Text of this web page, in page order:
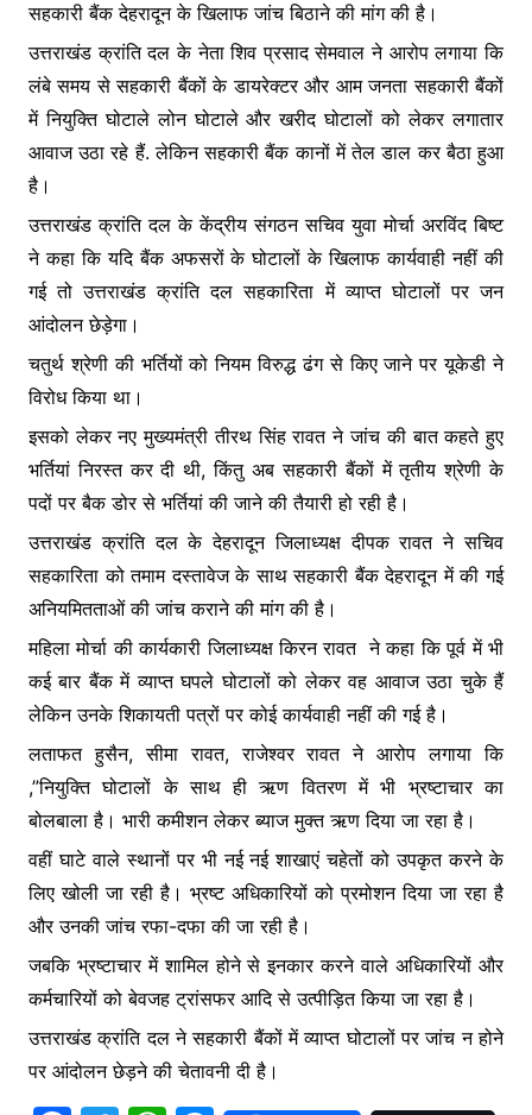
सहकारी बैंक देहरादून के खिलाफ जांच बिठाने की मांग की है।
उत्तराखंड क्रांति दल के नेता शिव प्रसाद सेमवाल ने आरोप लगाया कि
लंबे समय से सहकारी बैंकों के डायरेक्टर और आम जनता सहकारी बैंकों
में नियुक्ति घोटाले लोन घोटाले और खरीद घोटालों को लेकर लगातार
आवाज उठा रहे हैं. लेकिन सहकारी बैंक कानों में तेल डाल कर बैठा हुआ
है।
उत्तराखंड क्रांति दल के केंद्रीय संगठन सचिव युवा मोर्चा अरविंद बिष्ट
ने कहा कि यदि बैंक अफसरों के घोटालों के खिलाफ कार्यवाही नहीं की
गई तो उत्तराखंड क्रांति दल सहकारिता में व्याप्त घोटालों पर जन
आंदोलन छेड़ेगा।
चतुर्थ श्रेणी की भर्तियों को नियम विरुद्ध ढंग से किए जाने पर यूकेडी ने
विरोध किया था।
इसको लेकर नए मुख्यमंत्री तीरथ सिंह रावत ने जांच की बात कहते हुए
भर्तियां निरस्त कर दी थी, किंतु अब सहकारी बैंकों में तृतीय श्रेणी के
पदों पर बैक डोर से भर्तियां की जाने की तैयारी हो रही है।
उत्तराखंड क्रांति दल के देहरादून जिलाध्यक्ष दीपक रावत ने सचिव
सहकारिता को तमाम दस्तावेज के साथ सहकारी बैंक देहरादून में की गई
अनियमितताओं की जांच कराने की मांग की है।
महिला मोर्चा की कार्यकारी जिलाध्यक्ष किरन रावत ने कहा कि पूर्व में भी
कई बार बैंक में व्याप्त घपले घोटालों को लेकर वह आवाज उठा चुके हैं
लेकिन उनके शिकायती पत्रों पर कोई कार्यवाही नहीं की गई है।
लताफत हुसैन, सीमा रावत, राजेश्वर रावत ने आरोप लगाया कि
,”नियुक्ति घोटालों के साथ ही ऋण वितरण में भी भ्रष्टाचार का
बोलबाला है। भारी कमीशन लेकर ब्याज मुक्त ऋण दिया जा रहा है।
वहीं घाटे वाले स्थानों पर भी नई नई शाखाएं चहेतों को उपकृत करने के
लिए खोली जा रही है। भ्रष्ट अधिकारियों को प्रमोशन दिया जा रहा है
और उनकी जांच रफा-दफा की जा रही है।
जबकि भ्रष्टाचार में शामिल होने से इनकार करने वाले अधिकारियों और
कर्मचारियों को बेवजह ट्रांसफर आदि से उत्पीड़ित किया जा रहा है।
उत्तराखंड क्रांति दल ने सहकारी बैंकों में व्याप्त घोटालों पर जांच न होने
पर आंदोलन छेड़ने की चेतावनी दी है।